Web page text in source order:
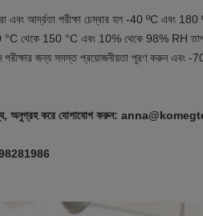
এবং আর্দ্রতা পরীক্ষা চেম্বার হল -40 ºC এবং 180
°C থেকে 150 °C এবং 10% থেকে 98% RH
জন্য সমস্ত প্রয়োজনীয়তা পূরণ করুন এবং -
অনুগ্রহ করে যোগাযোগ করুন: